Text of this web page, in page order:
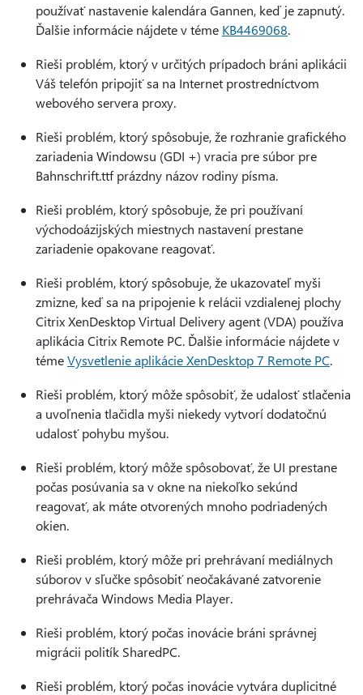
používať nastavenie kalendára Gannen, keď je zapnutý.
Ďalšie informácie nájdete v téme KB4469068.
Rieši problém, ktorý v určitých prípadoch bráni aplikácii
Váš telefón pripojiť sa na Internet prostredníctvom
webového servera proxy.
Rieši problém, ktorý spôsobuje, že rozhranie grafického
zariadenia Windowsu (GDI +) vracia pre súbor pre
Bahnschrift.ttf prázdny názov rodiny písma.
Rieši problém, ktorý spôsobuje, že pri používaní
východoázijských miestnych nastavení prestane
zariadenie opakovane reagovať.
Rieši problém, ktorý spôsobuje, že ukazovateľ myši
zmizne, keď sa na pripojenie k relácii vzdialenej plochy
Citrix XenDesktop Virtual Delivery agent (VDA) používa
aplikácia Citrix Remote PC. Ďalšie informácie nájdete v
témeVysvetlenie aplikácie XenDesktop 7 Remote PC.
Rieši problém, ktorý môže spôsobiť, že udalosť stlačenia
a uvoľnenia tlačidla myši niekedy vytvorí dodatočnú
udalosť pohybu myšou.
Rieši problém, ktorý môže spôsobovať, že UI prestane
počas posúvania sa v okne na niekoľko sekúnd
reagovať, ak máte otvorených mnoho podriadených
okien.
Rieši problém, ktorý môže pri prehrávaní mediálnych
súborov v sľučke spôsobiť neočakávané zatvorenie
prehrávača Windows Media Player.
Rieši problém, ktorý počas inovácie bráni správnej
migrácii politík SharedPC.
Rieši problém, ktorý počas inovácie vytvára duplicitné